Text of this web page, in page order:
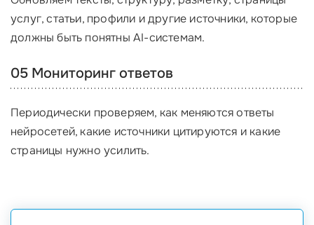
услуг, статьи, профили и другие источники, которые
должны быть понятны AI-системам.
05 Мониторинг ответов
Периодически проверяем, как меняются ответы
нейросетей, какие источники цитируются и какие
страницы нужно усилить.